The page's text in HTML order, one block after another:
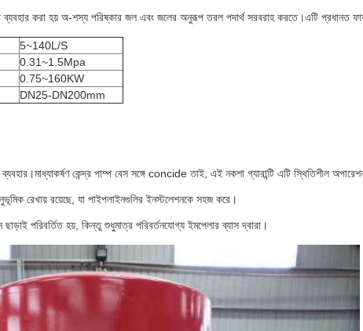
করা হয় অ-শস্য পরিষ্কার জল এবং জলের অনুরূপ তরল পদার্থ সরবরাহ করতে।এটি প্রধানত
5~140L/S
0.31~1.5Mpa
0.75~160KW
DN25-DN200mm
ব্যবহার।মাধ্যাকর্ষণ কেন্দ্র পাম্প বেস সঙ্গে concide তাই, এই নকশা গ্যারান্টি এটি স্থিতিশীল
রেখায় রয়েছে, যা পাইপলাইনগুলির ইনস্টলেশনকে সহজ করে।
পরিবর্তিত হয়, কিন্তু শুধুমাত্র পরিবর্তনযোগ্য ইমপেলার ব্যাস দ্বারা।